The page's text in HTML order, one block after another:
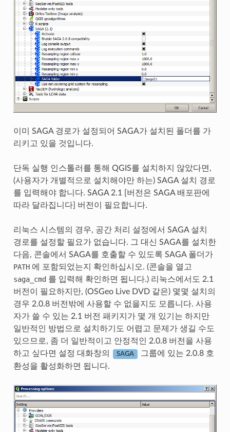
이미 SAGA 경로가 설정되어 SAGA가 설치된 폴더를 가
리키고 있을 것입니다.
단독 실행 인스톨러를 통해 QGIS를 설치하지 않았다면,
(사용자가 개별적으로 설치해야만 하는) SAGA 설치 경로
를 입력해야 합니다. SAGA 2.1 [버전은 SAGA 배포판에
따라 달라집니다] 버전이 필요합니다.
리눅스 시스템의 경우, 공간 처리 설정에서 SAGA 설치
경로를 설정할 필요가 없습니다. 그 대신 SAGA를 설치한
다음, 콘솔에서 SAGA를 호출할 수 있도록 SAGA 폴더가
PATH에 포함되었는지 확인하십시오. (콘솔을 열고
saga_cmd 를 입력해 확인하면 됩니다.) 리눅스에서도 2.1
버전이 필요하지만, (OSGeo Live DVD 같은) 몇몇 설치의
경우 2.0.8 버전밖에 사용할 수 없을지도 모릅니다. 사용
자가 쓸 수 있는 2.1 버전 패키지가 몇 개 있기는 하지만
일반적인 방법으로 설치하기도 어렵고 문제가 생길 수도
있으므로, 좀 더 일반적이고 안정적인 2.0.8 버전을 사용
하고 싶다면 설정 대화창의
SAGA
그룹에 있는 2.0.8 호
환성을 활성화하면 됩니다.